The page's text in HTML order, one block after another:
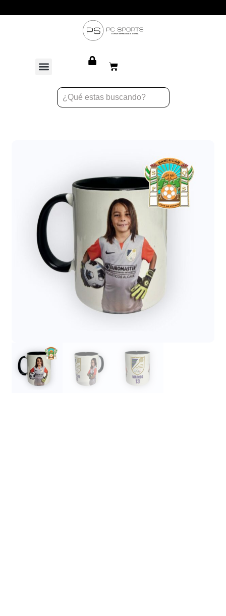
Personaliza tus productos